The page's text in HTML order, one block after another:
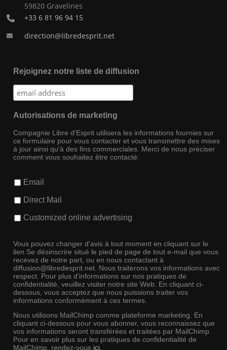
59820 Gravelines
+33 6 81 96 94 15
direction@libredesprit.net
Rejoignez notre liste de diffusion
Autorisations de marketing
Compagnie Libre d'Esprit utilisera les informations fournies sur
ce formulaire pour vous contacter et vous transmettre des mises
à jour ainsi qu'à des fins commerciales. Merci de nous préciser
comment vous souhaitez être contacté:
Email
Direct Mail
Customized online advertising
Vous pouvez changer d'avis à tout moment en cliquant sur le
lien Se désinscrire situé le pied de page de tout e-mail que vous
recevez de notre part, ou en nous contactant à
diffusion@libredesprit.net. Nous traiterons vos informations avec
respect. Pour plus d'informations sur nos pratiques de
confidentialité, veuillez visiter notre site Web. En cliquant ci-
dessous, vous acceptez que nous puissions traiter vos
informations conformément à ces termes.
Nous utilisons MailChimp comme plateforme marketing. En
cliquant ci-dessous pour vous abonner, vous reconnaissez que
vos informations seront transférées et traitées par MailChimp.
Pour en savoir plus sur les pratiques de confidentialité de
MailChimp, rendez-vous ici.